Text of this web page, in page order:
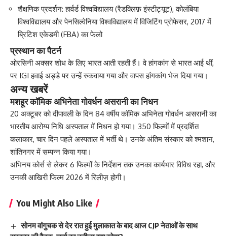
शैक्षणिक प्रदर्शन: हार्वर्ड विश्वविद्यालय (रैडक्लिफ़ इंस्टीट्यूट), कोलंबिया
विश्वविद्यालय और पेनसिल्वेनिया विश्वविद्यालय में विजिटिंग प्रोफेसर, 2017 में
ब्रिटिश एकेडमी (FBA) का फेलो
प्रस्थान का पैटर्न
ओरसिनी अक्सर शोध के लिए भारत आती रहती हैं। वे हांगकांग से भारत आई थीं,
पर IGI हवाई अड्डे पर उन्हें रुकवाया गया और वापस हांगकांग भेज दिया गया।
अन्य खबरें
मशहूर कॉमिक अभिनेता गोवर्धन असरानी का निधन
20 अक्टूबर को दीपावली के दिन 84 वर्षीय कॉमिक अभिनेता गोवर्धन असरानी का
भारतीय आरोग्य निधि अस्पताल में निधन हो गया। 350 फिल्मों में प्रदर्शित
कलाकार, चार दिन पहले अस्पताल में भर्ती थे। उनके अंतिम संस्कार को श्मशान,
शांतिनगर में सम्पन्न किया गया।
अभिनय कोर्स से लेकर 6 फिल्मों के निर्देशन तक उनका कार्यभार विविध रहा, और
उनकी आखिरी फिल्म 2026 में रिलीज़ होगी।
You Might Also Like
सोनम वांगुचक से देर रात हुई मुलाकात के बाद आज CJP नेताओं के साथ